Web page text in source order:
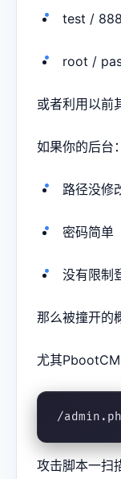
test /
root /
或者利用以前
如果你的后台：
路径没修
密码简单
没有限制
那么被撞开的
尤其
/
攻击脚本一扫